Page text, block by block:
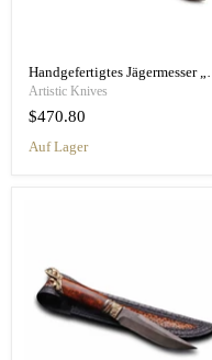
Artistic Knives
$470.80
Auf Lager